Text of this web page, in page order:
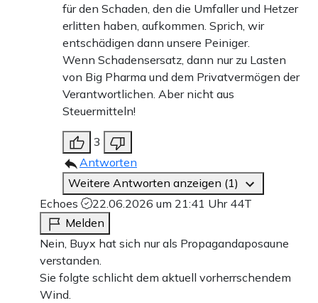
für den Schaden, den die Umfaller und Hetzer
erlitten haben, aufkommen. Sprich, wir
entschädigen dann unsere Peiniger.
Wenn Schadensersatz, dann nur zu Lasten
von Big Pharma und dem Privatvermögen der
Verantwortlichen. Aber nicht aus
Steuermitteln!
3
Antworten
Weitere Antworten anzeigen (1)
Echoes
22.06.2026 um 21:41 Uhr 44T
Melden
Nein, Buyx hat sich nur als Propagandaposaune
verstanden.
Sie folgte schlicht dem aktuell vorherrschendem
Wind.